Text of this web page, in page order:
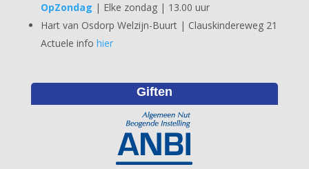
OpZondag | Elke zondag | 13.00 uur
Hart van Osdorp Welzijn-Buurt | Clauskindereweg 21
Actuele info hier
Giften